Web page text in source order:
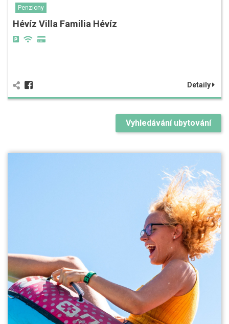
Penziony
Hévíz Villa Familia Hévíz
Detaily
Vyhledávání ubytování